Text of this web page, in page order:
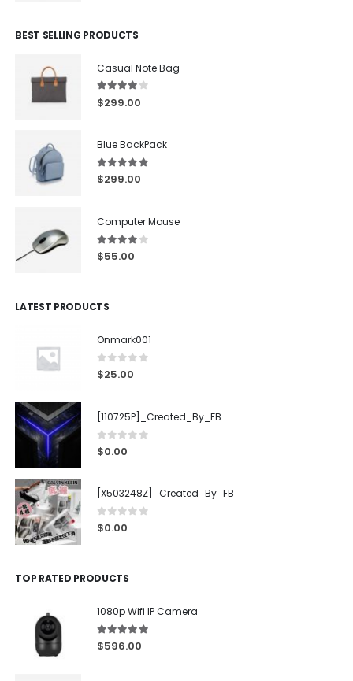
BEST SELLING PRODUCTS
Casual Note Bag
4.00out of 5
$299.00
Blue BackPack
5.00out of 5
$299.00
Computer Mouse
4.00out of 5
$55.00
LATEST PRODUCTS
Onmark001
0out of 5
$25.00
[110725P]_Created_By_FB
0 out of 5
$0.00
[X503248Z]_Created_By_FB
0out of 5
$0.00
TOP RATED PRODUCTS
1080p Wifi IP Camera
5.00out of 5
$596.00